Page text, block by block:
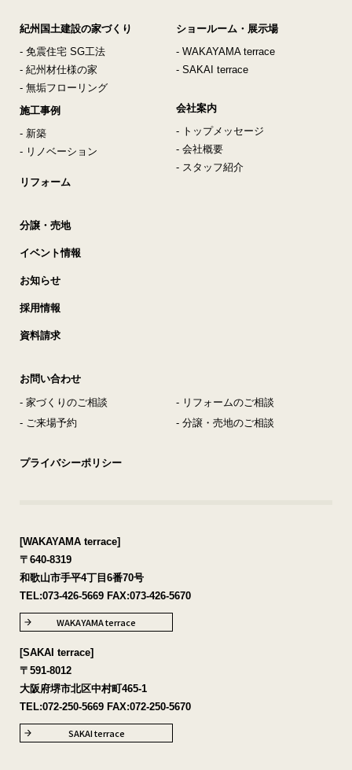
紀州国土建設の家づくり
- 免震住宅 SG工法
- 紀州材仕様の家
- 無垢フローリング
施工事例
- 新築
- リノベーション
リフォーム
分譲・売地
イベント情報
お知らせ
採用情報
資料請求
ショールーム・展示場
- WAKAYAMA terrace
- SAKAI terrace
会社案内
- トップメッセージ
- 会社概要
- スタッフ紹介
お問い合わせ
- 家づくりのご相談
- リフォームのご相談
- ご来場予約
- 分譲・売地のご相談
プライバシーポリシー
[WAKAYAMA terrace]
〒640-8319
和歌山市手平4丁目6番70号
TEL:073-426-5669 FAX:073-426-5670
WAKAYAMA terrace
[SAKAI terrace]
〒591-8012
大阪府堺市北区中村町465-1
TEL:072-250-5669 FAX:072-250-5670
SAKAI terrace